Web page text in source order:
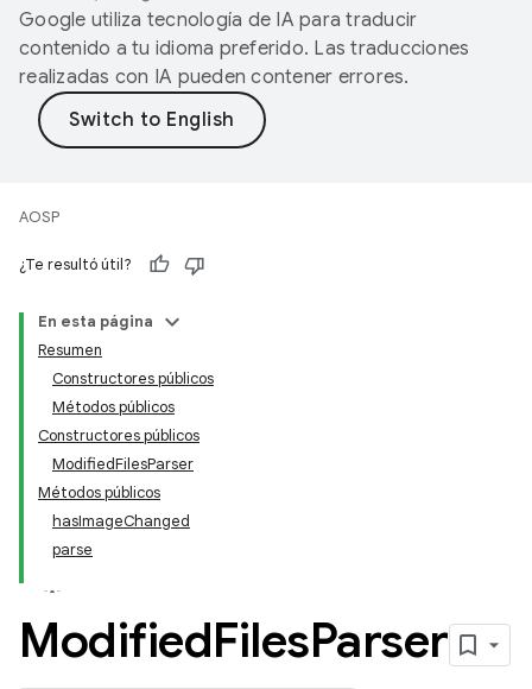
Google utiliza tecnología de IA para traducir
contenido a tu idioma preferido. Las traducciones
realizadas con IA pueden contener errores.
AOSP
¿Te resultó útil?
En esta página
Resumen
Constructores públicos
Métodos públicos
Constructores públicos
ModifiedFilesParser
Métodos públicos
hasImageChanged
parse
ModifiedFilesParser